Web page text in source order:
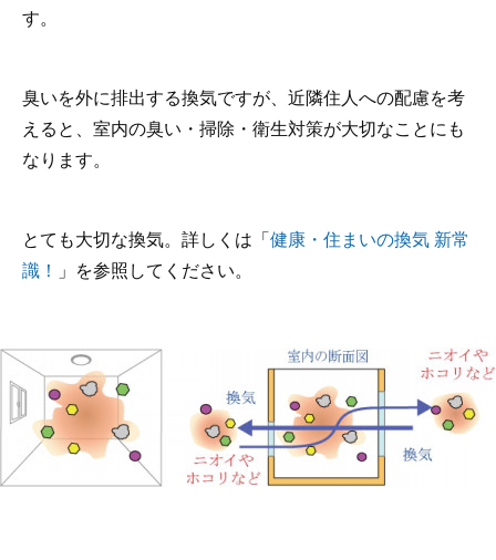
す。
臭いを外に排出する換気ですが、近隣住人への配慮を考
えると、室内の臭い・掃除・衛生対策が大切なことにも
なります。
とても大切な換気。詳しくは「健康・住まいの換気 新常
識！ 」を参照してください。